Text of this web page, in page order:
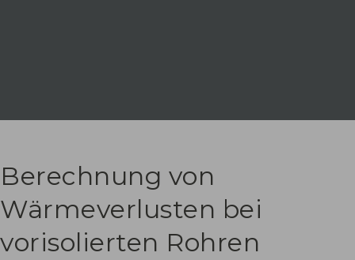
Berechnung von
Wärmeverlusten bei
vorisolierten Rohren